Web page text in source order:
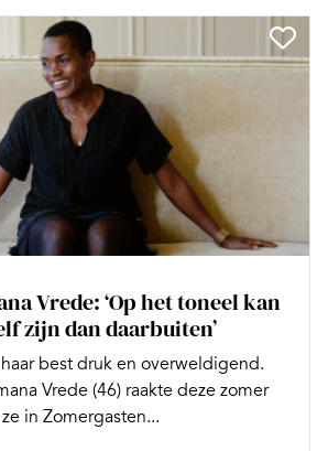
Vrede: ‘Op het toneel kan
zijn dan daarbuiten’
best druk en overweldigend.
Vrede (46) raakte deze zomer
in Zomergasten...